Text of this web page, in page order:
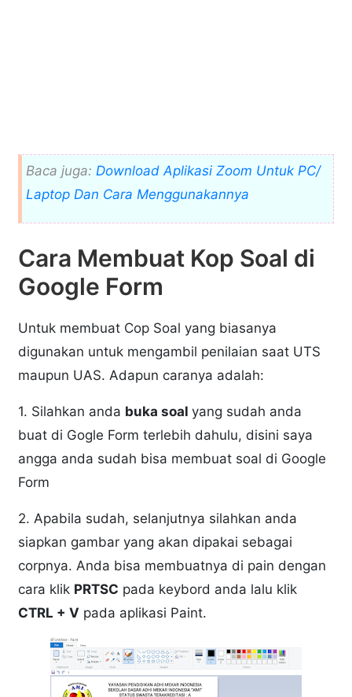
Baca juga: Download Aplikasi Zoom Untuk PC/
Laptop Dan Cara Menggunakannya
Cara Membuat Kop Soal di
Google Form
Untuk membuat Cop Soal yang biasanya
digunakan untuk mengambil penilaian saat UTS
maupun UAS. Adapun caranya adalah:
1. Silahkan anda buka soalyang sudah anda
buat di Gogle Form terlebih dahulu, disini saya
angga anda sudah bisa membuat soal di Google
Form
2. Apabila sudah, selanjutnya silahkan anda
siapkan gambar yang akan dipakai sebagai
corpnya. Anda bisa membuatnya di pain dengan
cara klik PRTSC pada keybord anda lalu klik
CTRL + V pada aplikasi Paint.